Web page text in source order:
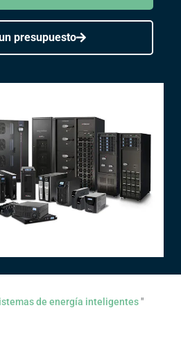
presupuesto
de energía inteligentes"